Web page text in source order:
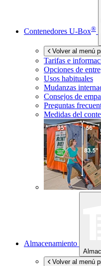
Contenedores U-Box®
Volver al menú
Tarifas e
Opciones de
Usos habituales
Mudanzas
Consejos de
Preguntas
Medidas del
Almacenamiento
Volver al menú